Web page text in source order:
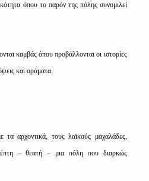
όπου το παρόν της πόλης συνομιλεί
καμβάς όπου προβάλλονται οι ιστορίες
και οράματα.
τα αρχοντικά, τους λαϊκούς μαχαλάδες,
– θεατή – μια πόλη που διαρκώς